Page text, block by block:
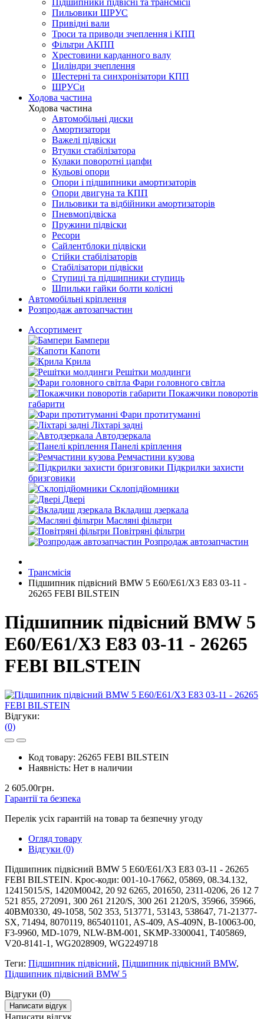
Підшипники підвісні та трансмісії
Пильовики ШРУС
Привідні вали
Троси та приводи зчеплення і КПП
Фільтри АКПП
Хрестовини карданного валу
Циліндри зчеплення
Шестерні та синхронізатори КПП
ШРУСи
Ходова частина
Ходова частина
Автомобільні диски
Амортизатори
Важелі підвіски
Втулки стабілізатора
Кулаки поворотні цапфи
Кульові опори
Опори і підшипники амортизаторів
Опори двигуна та КПП
Пильовики та відбійники амортизаторів
Пневмопідвіска
Пружини підвіски
Ресори
Сайлентблоки підвіски
Стійки стабілізаторів
Стабілізатори підвіски
Ступиці та підшипники ступиць
Шпильки гайки болти колісні
Автомобільні кріплення
Розпродаж автозапчастин
Ассортимент
Бампери
Капоти
Крила
Решітки молдинги
Фари головного світла
Покажчики поворотів
габарити
Фари протитуманні
Ліхтарі задні
Автодзеркала
Панелі кріплення
Ремчастини кузова
Підкрилки захисти
бризговики
Склопідйомники
Двері
Вкладиш дзеркала
Масляні фільтри
Повітряні фільтри
Розпродаж автозапчастин
Трансмісія
Підшипник підвісний BMW 5 E60/E61/X3 E83 03-11 -
26265 FEBI BILSTEIN
Підшипник підвісний BMW 5
E60/E61/X3 E83 03-11 - 26265
FEBI BILSTEIN
Відгуки:
(0)
Код товару: 26265 FEBI BILSTEIN
Наявність: Нет в наличии
2 605.00грн.
Гарантії та безпека
Перелік усіх гарантій на товар та безпечну угоду
Огляд товару
Відгуки (0)
Підшипник підвісний BMW 5 E60/E61/X3 E83 03-11 - 26265
FEBI BILSTEIN. Крос-коди: 001-10-17662, 05869, 08.34.132,
12415015/S, 1420M0042, 20 92 6265, 201650, 2311-0206, 26 12 7
521 855, 272091, 300 261 2120/S, 300 261 2120/S, 35966, 35966,
40BM0330, 49-1058, 502 353, 513771, 53143, 538647, 71-21377-
SX, 71494, 8070119, 865401101, AS-409, AS-409N, B-10063-00,
F3-9960, MD-1079, NLW-BM-001, SKMP-3300041, T405869,
V20-8141-1, WG2028909, WG2249718
Теги: Підшипник підвісний, Підшипник підвісний BMW,
Підшипник підвісний BMW 5
Відгуки (0)
Написати відгук
Написати відгук